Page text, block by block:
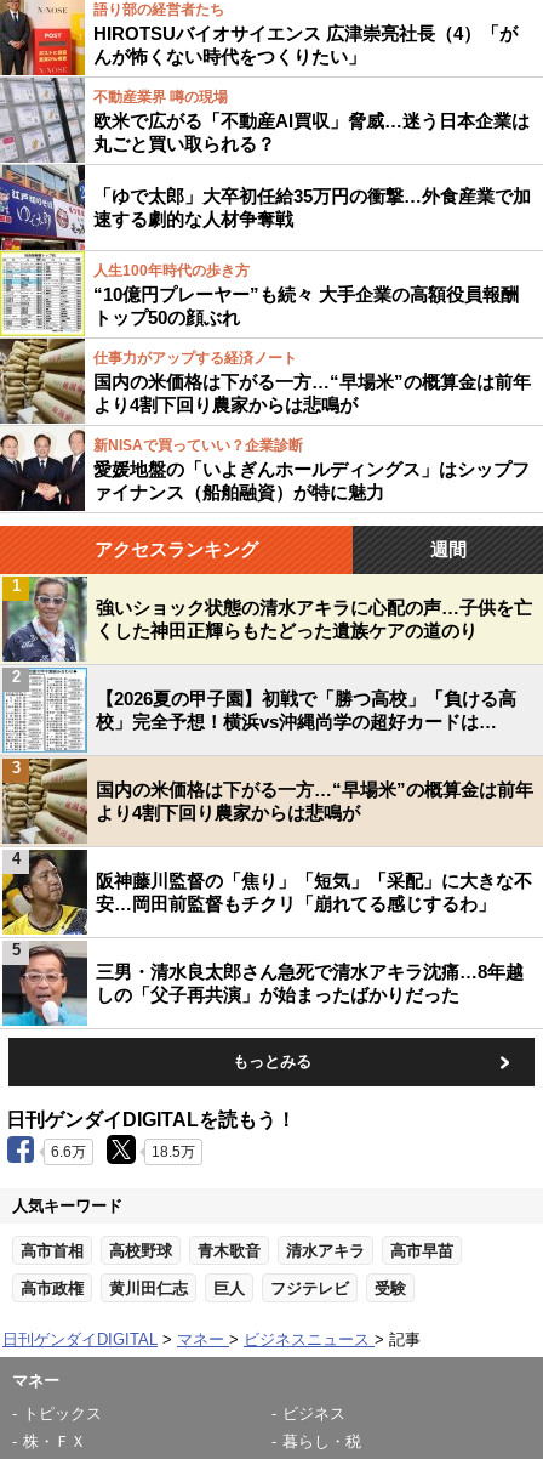
語り部の経営者たち
HIROTSUバイオサイエンス 広津崇亮社長（4）「が
んが怖くない時代をつくりたい」
不動産業界 噂の現場
欧米で広がる「不動産AI買収」脅威…迷う日本企業は
丸ごと買い取られる？
「ゆで太郎」大卒初任給35万円の衝撃…外食産業で加
速する劇的な人材争奪戦
人生100年時代の歩き方
“10億円プレーヤー”も続々 大手企業の高額役員報酬
トップ50の顔ぶれ
仕事力がアップする経済ノート
国内の米価格は下がる一方…“早場米”の概算金は前年
より4割下回り農家からは悲鳴が
新NISAで買っていい？企業診断
愛媛地盤の「いよぎんホールディングス」はシップフ
ァイナンス（船舶融資）が特に魅力
アクセスランキング 週間
強いショック状態の清水アキラに心配の声…子供を亡
くした神田正輝らもたどった遺族ケアの道のり
1
【2026夏の甲子園】初戦で「勝つ高校」「負ける高
校」完全予想！横浜vs沖縄尚学の超好カードは…
2
国内の米価格は下がる一方…“早場米”の概算金は前年
より4割下回り農家からは悲鳴が
3
阪神藤川監督の「焦り」「短気」「采配」に大きな不
安…岡田前監督もチクリ「崩れてる感じするわ」
4
三男・清水良太郎さん急死で清水アキラ沈痛…8年越
しの「父子再共演」が始まったばかりだった
5
もっとみる
日刊ゲンダイDIGITALを読もう！
6.6万 18.5万
人気キーワード
高市首相 高校野球 青木歌音 清水アキラ 高市早苗
高市政権 黄川田仁志 巨人 フジテレビ 受験
日刊ゲンダイDIGITAL マネー ビジネスニュース 記事
マネー
トピックス
ビジネス
株・ＦＸ
暮らし・税